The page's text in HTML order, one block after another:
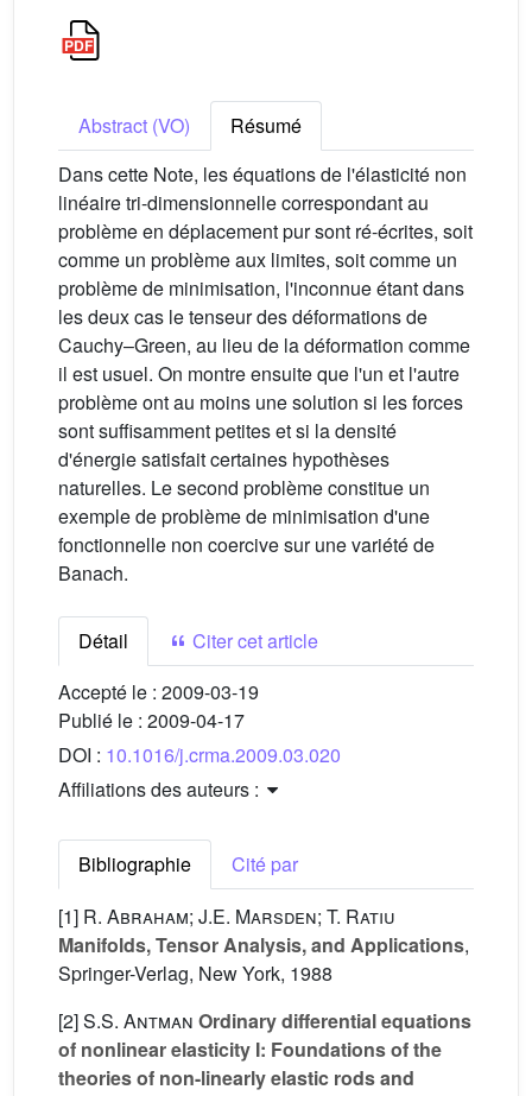
Abstract (VO)
Résumé
Dans cette Note, les équations de l'élasticité non
linéaire tri-dimensionnelle correspondant au
problème en déplacement pur sont ré-écrites, soit
comme un problème aux limites, soit comme un
problème de minimisation, l'inconnue étant dans
les deux cas le tenseur des déformations de
Cauchy–Green, au lieu de la déformation comme
il est usuel. On montre ensuite que l'un et l'autre
problème ont au moins une solution si les forces
sont suffisamment petites et si la densité
d'énergie satisfait certaines hypothèses
naturelles. Le second problème constitue un
exemple de problème de minimisation d'une
fonctionnelle non coercive sur une variété de
Banach.
Détail
Citer cet article
Accepté le : 2009-03-19
Publié le : 2009-04-17
DOI : 10.1016/j.crma.2009.03.020
Affiliations des auteurs :
Bibliographie
Cité par
[1] R. Abraham; J.E. Marsden; T. Ratiu
Manifolds, Tensor Analysis, and Applications,
Springer-Verlag, New York, 1988
[2]S.S. Antman Ordinary differential equations
of nonlinear elasticity I: Foundations of the
theories of non-linearly elastic rods and